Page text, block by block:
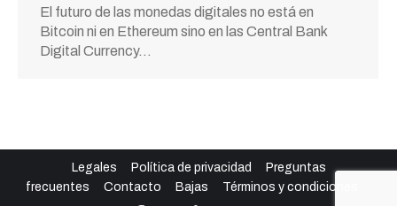
El futuro de las monedas digitales no está en
Bitcoin ni en Ethereum sino en las Central Bank
Digital Currency…
Legales Política de privacidad
Preguntas
frecuentes
Contacto Bajas Términos y condiciones